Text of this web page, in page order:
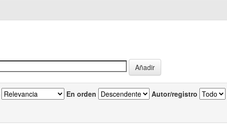
En orden Autor/registro